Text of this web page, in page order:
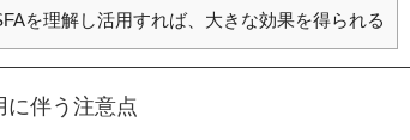
を理解し活用すれば、大きな効果を得られる
に伴う注意点